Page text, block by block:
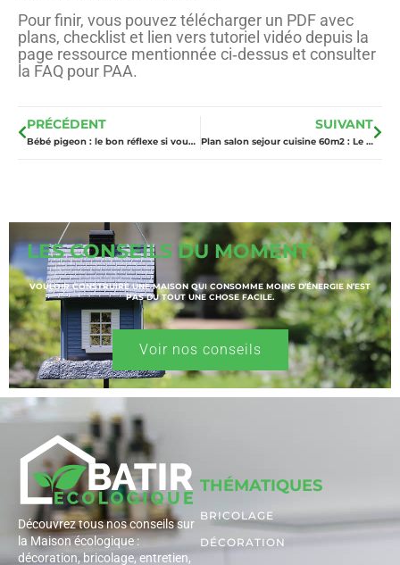
Pour finir, vous pouvez télécharger un PDF avec
plans, checklist et lien vers tutoriel vidéo depuis la
page ressource mentionnée ci‑dessus et consulter
la FAQ pour PAA.
PRÉCÉDENT
Bébé pigeon : le bon réflexe si vous en trouvez un ?
SUIVANT
Plan salon sejour cuisine 60m2 : Le choix en 6 configurations optimisées
LES CONSEILS DU MOMENT
VOULOIR CONSTRUIRE UNE MAISON QUI CONSOMME MOINS D’ÉNERGIE N’EST
PAS DU TOUT UNE CHOSE FACILE.
Voir nos conseils
Découvrez tous nos conseils sur
la Maison écologique :
décoration, bricolage, entretien,
THÉMATIQUES
BRICOLAGE
DÉCORATION